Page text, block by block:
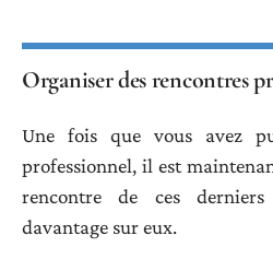
Organiser des rencontres
Une fois que vous avez
professionnel, il est
rencontre de ces
davantage sur eux.